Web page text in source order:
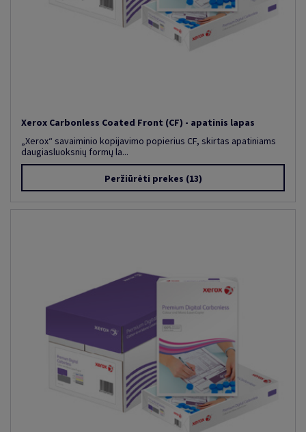
Xerox Carbonless Coated Front (CF) - apatinis lapas
„Xerox“ savaiminio kopijavimo popierius CF, skirtas apatiniams
daugiasluoksnių formų la...
Peržiūrėti prekes (13)